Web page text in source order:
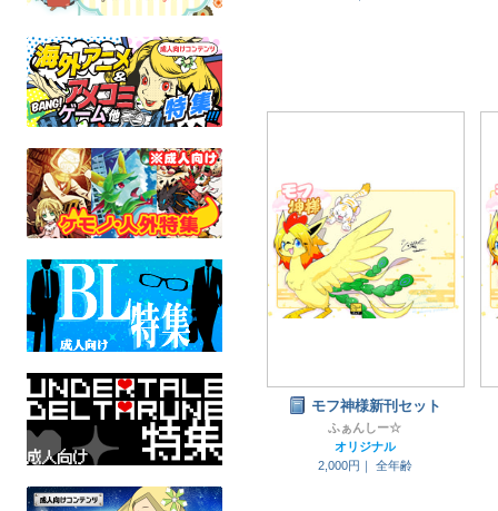
モフ神様新刊セット
ふぁんしー☆
オリジナル
2,000円｜
全年齢